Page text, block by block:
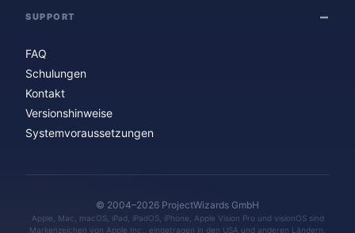
SUPPORT
FAQ
Schulungen
Kontakt
Versionshinweise
Systemvoraussetzungen
© 2004–2026 ProjectWizards GmbH
Apple, Mac, macOS, iPad, iPadOS, iPhone, Apple Vision Pro und visionOS sind
Markenzeichen von Apple Inc., eingetragen in den USA und anderen Ländern.